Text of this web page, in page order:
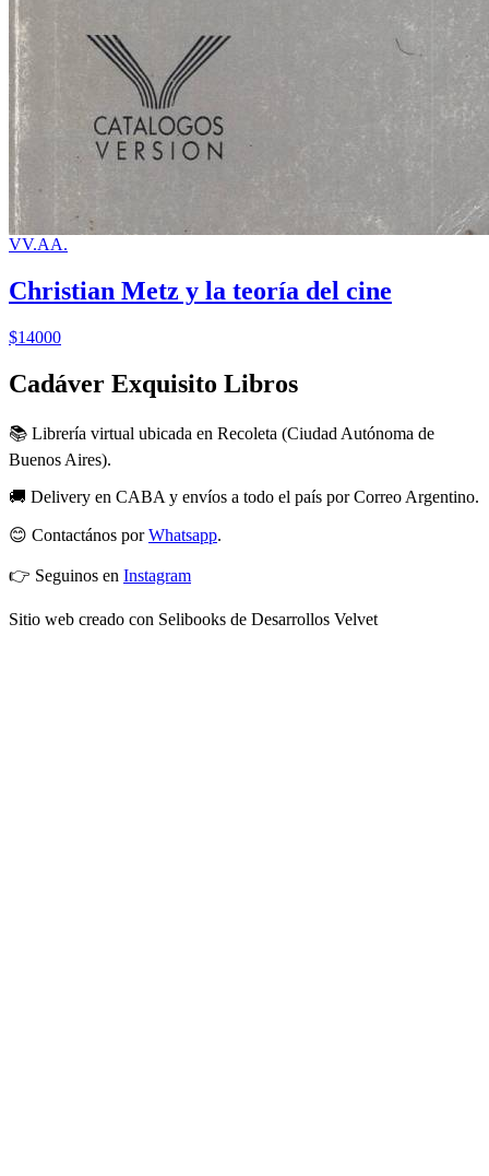
VV.AA.
Christian Metz y la teoría del cine
$14000
Cadáver Exquisito Libros
📚 Librería virtual ubicada en Recoleta (Ciudad Autónoma de
Buenos Aires).
🚚 Delivery en CABA y envíos a todo el país por Correo Argentino.
😊 Contactános porWhatsapp.
👉 Seguinos en Instagram
Sitio web creado con Selibooks de Desarrollos Velvet